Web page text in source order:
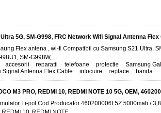
5G, SM-G998, FRC Network Wifi Signal Antenna Flex
Flex antena , wi-fi Compatibil cu Samsung S21 Ultra,
SM-G998W, ...
accesorii reparatii telefoane protectie Samsung
Signal Antenna Flex Cable inlocuire replace banda
M3 PRO, REDMI 10, REDMI NOTE 10 5G, OEM,
Li-pol Cod Producator 460200006L5Z 5000mah /